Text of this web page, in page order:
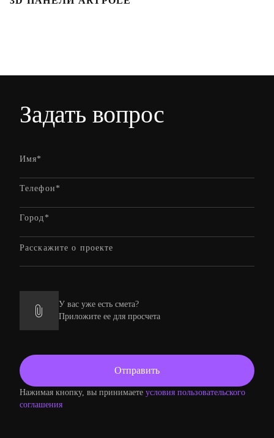
Задать вопрос
У вас уже есть смета?
Приложите ее для просчета
Нажимая кнопку, вы принимаете условия пользовательского
соглашения